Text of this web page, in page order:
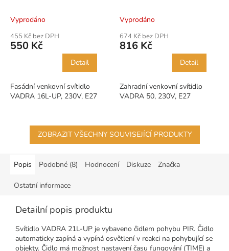
Vyprodáno
455 Kč bez DPH
550 Kč
Detail
Fasádní venkovní svítidlo
VADRA 16L-UP, 230V, E27
Vyprodáno
674 Kč bez DPH
816 Kč
Detail
Zahradní venkovní svítidlo
VADRA 50, 230V, E27
ZOBRAZIT VŠECHNY SOUVISEJÍCÍ PRODUKTY
Popis Podobné (8) Hodnocení Diskuze Značka
Ostatní informace
Detailní popis produktu
Svítidlo VADRA 21L-UP je vybaveno čidlem pohybu PIR. Čidlo
automaticky zapíná a vypíná osvětlení v reakci na pohybující se
objekty. Čidlo má možnost nastavení času fungování (TIME) a